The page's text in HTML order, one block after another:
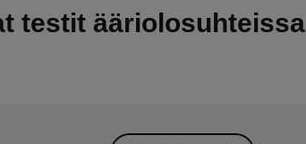
testit ääriolosuhteissa